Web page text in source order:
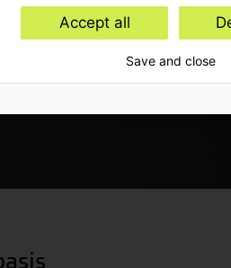
centraal. Onze
en geeft
bedrijfscultuur. Deze
klantbelang,
Accept all
Save and close